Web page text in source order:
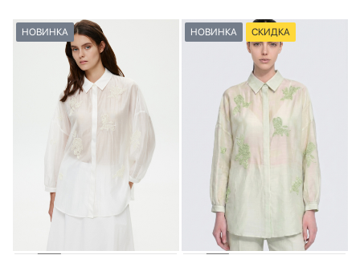
НОВИНКА НОВИНКА СКИДКА